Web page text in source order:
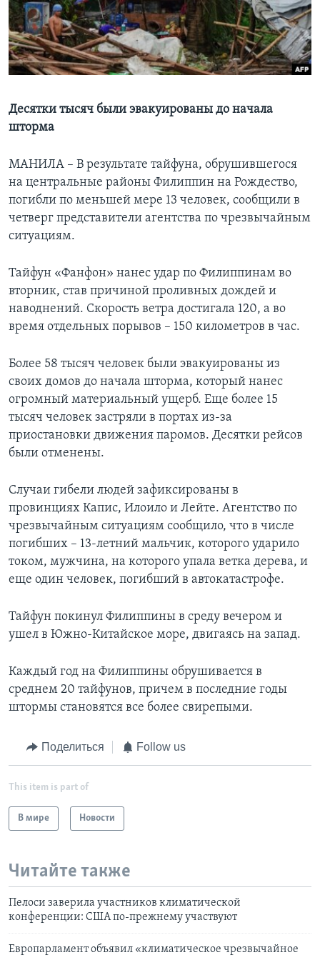
Learning English
СОЦИАЛЬНЫЕ СЕТИ
Языки
Десятки тысяч были эвакуированы до начала
шторма
МАНИЛА – В результате тайфуна, обрушившегося
на центральные районы Филиппин на Рождество,
погибли по меньшей мере 13 человек, сообщили в
четверг представители агентства по чрезвычайным
ситуациям.
Тайфун «Фанфон» нанес удар по Филиппинам во
вторник, став причиной проливных дождей и
наводнений. Скорость ветра достигала 120, а во
время отдельных порывов – 150 километров в час.
Более 58 тысяч человек были эвакуированы из
своих домов до начала шторма, который нанес
огромный материальный ущерб. Еще более 15
тысяч человек застряли в портах из-за
приостановки движения паромов. Десятки рейсов
были отменены.
Случаи гибели людей зафиксированы в
провинциях Капис, Илоило и Лейте. Агентство по
чрезвычайным ситуациям сообщило, что в числе
погибших – 13-летний мальчик, которого ударило
током, мужчина, на которого упала ветка дерева, и
еще один человек, погибший в автокатастрофе.
Тайфун покинул Филиппины в среду вечером и
ушел в Южно-Китайское море, двигаясь на запад.
Каждый год на Филиппины обрушивается в
среднем 20 тайфунов, причем в последние годы
штормы становятся все более свирепыми.
Поделиться Follow us
This item is part of
В мире Новости
Читайте также
Пелоси заверила участников климатической
конференции: США по-прежнему участвуют
Европарламент объявил «климатическое чрезвычайное